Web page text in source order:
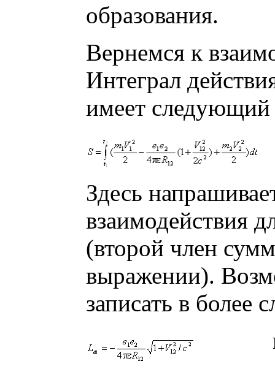
образования.
Вернемся к
Интеграл
имеет следующий
Здесь
взаимодействия
(второй член
выражении).
записать в более